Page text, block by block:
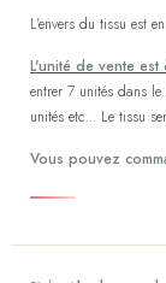
L'envers du tissu est
L'unité de vente est
entrer 7 unités dans
unités etc... Le tissu
Vous pouvez